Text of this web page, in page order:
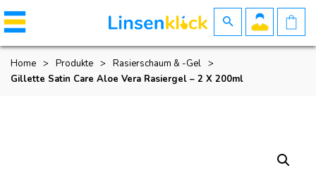
Home > Produkte > Rasierschaum & -gel >
Gillette Satin Care Aloe Vera Rasiergel – 2 X 200ml